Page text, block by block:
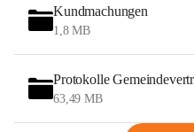
Kundmachungen
1,8 MB
Protokolle
63,49 MB